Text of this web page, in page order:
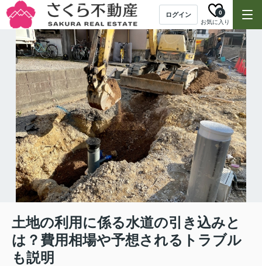
ログイン
お気に入り
0
土地の利用に係る水道の引き込みと
は？費用相場や予想されるトラブル
も説明